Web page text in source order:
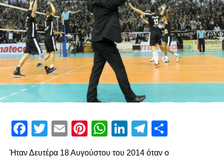
Facebook
Twitter
EmailPinterest
WhatsApp
LinkedIn
Telegram
Ήταν Δευτέρα 18 Αυγούστου του 2014 όταν ο